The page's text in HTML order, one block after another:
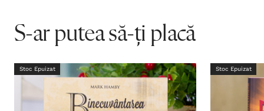
S-ar putea să-ți placă
Stoc Epuizat Stoc Epuizat